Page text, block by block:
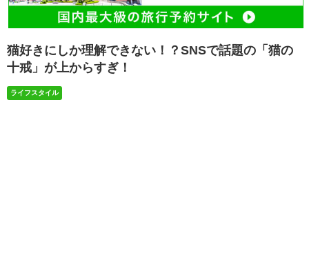
猫好きにしか理解できない！？SNSで話題の「猫の
十戒」が上からすぎ！
ライフスタイル